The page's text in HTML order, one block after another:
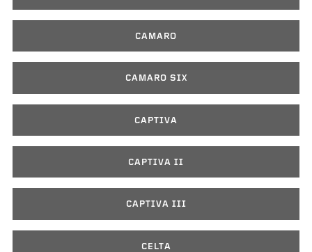
CAMARO
CAMARO SIX
CAPTIVA
CAPTIVA II
CAPTIVA III
CELTA